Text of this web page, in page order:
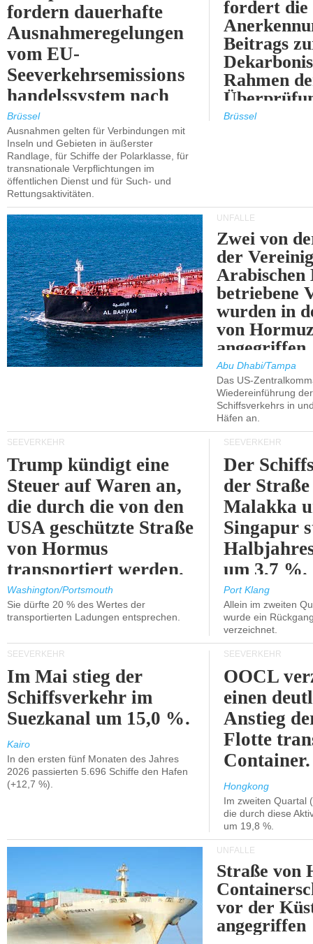
fordern dauerhafte
Ausnahmeregelungen
vom EU-
Seeverkehrsemissions
handelssystem nach
2030.
Brüssel
Ausnahmen gelten für Verbindungen mit
Inseln und Gebieten in äußerster
Randlage, für Schiffe der Polarklasse, für
transnationale Verpflichtungen im
öffentlichen Dienst und für Such- und
Rettungsaktivitäten.
fordert die
Beitrags
Rahmen
ETS.
Brüssel
UNFÄLLE
Zwei von
der
Arabischen
betriebene
wurden in
von
angegriffen.
Abu Dhabi/Tampa
Das US-
Wiedereinführung
Schiffsverkehrs in
Häfen an.
SEEVERKEHR
Trump kündigt eine
Steuer auf Waren an,
die durch die von den
USA geschützte Straße
von Hormus
transportiert werden.
Washington/Portsmouth
Sie dürfte 20 % des Wertes der
transportierten Ladungen entsprechen.
SEEVERKEHR
Der
der
Malakka
Singapur
um 3,7 %.
Port Klang
Allein im zweiten
wurde ein
verzeichnet.
SEEVERKEHR
Im Mai stieg der
Schiffsverkehr im
Suezkanal um 15,0 %.
Kairo
In den ersten fünf Monaten des Jahres
2026 passierten 5.696 Schiffe den Hafen
(+12,7 %).
SEEVERKEHR
OOCL
einen
Anstieg
Flotte
Container.
Hongkong
Im zweiten Quartal
die durch diese
um 19,8 %.
UNFÄLLE
Straße von
vor der
angegriffen